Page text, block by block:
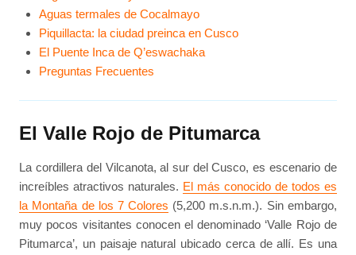
Aguas termales de Cocalmayo
Piquillacta: la ciudad preinca en Cusco
El Puente Inca de Q’eswachaka
Preguntas Frecuentes
El Valle Rojo de Pitumarca
La cordillera del Vilcanota, al sur del Cusco, es escenario de
increíbles atractivos naturales. El más conocido de todos es
la Montaña de los 7 Colores (5,200 m.s.n.m.). Sin embargo,
muy pocos visitantes conocen el denominado ‘Valle Rojo de
Pitumarca’, un paisaje natural ubicado cerca de allí. Es una